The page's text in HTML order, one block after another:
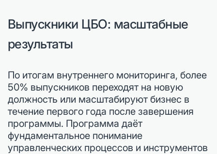
Выпускники ЦБО: масштабные
результаты
По итогам внутреннего мониторинга, более
50% выпускников переходят на новую
должность или масштабируют бизнес в
течение первого года после завершения
программы. Программа даёт
фундаментальное понимание
управленческих процессов и инструментов